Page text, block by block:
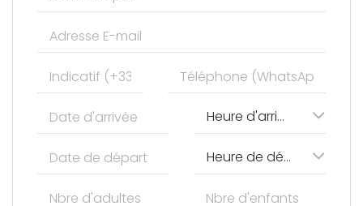
Heure d'arrivée
Heure de départ